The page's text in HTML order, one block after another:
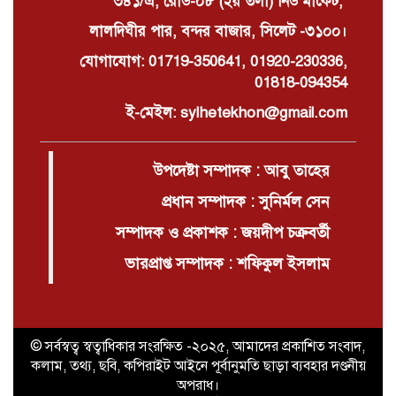
লালদিঘীর পার, বন্দর বাজার, সিলেট -৩১০০।
যোগাযোগ: 01719-350641, 01920-230336,
01818-094354
ই-মেইল: sylhetekhon@gmail.com
উপদেষ্টা সম্পাদক : আবু তাহের
প্রধান সম্পাদক : সুনির্মল সেন
সম্পাদক ও প্রকাশক : জয়দীপ চক্রবর্তী
ভারপ্রাপ্ত সম্পাদক : শফিকুল ইসলাম
© সর্বস্বত্ব স্বত্বাধিকার সংরক্ষিত -২০২৫, আমাদের প্রকাশিত সংবাদ,
কলাম, তথ্য, ছবি, কপিরাইট আইনে পূর্বানুমতি ছাড়া ব্যবহার দণ্ডনীয়
অপরাধ।